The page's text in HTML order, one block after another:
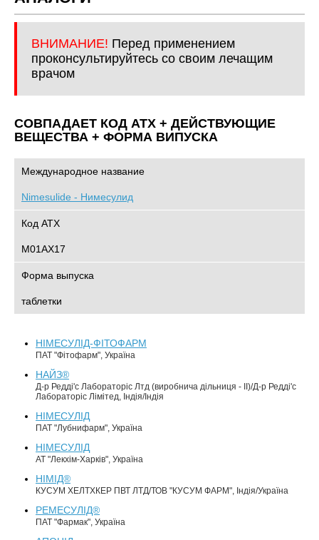
ВНИМАНИЕ! Перед применением
проконсультируйтесь со своим лечащим
врачом
СОВПАДАЕТ КОД ATХ + ДЕЙСТВУЮЩИЕ
ВЕЩЕСТВА + ФОРМА ВИПУСКА
Международное название
Nimesulide - Нимесулид
Код АТХ
M01AX17
Форма выпуска
таблетки
НІМЕСУЛІД-ФІТОФАРМ
ПАТ "Фітофарм", Україна
НАЙЗ®
Д-р Редді'с Лабораторіс Лтд (виробнича дільниця - ІІ)/Д-р Редді'с
Лабораторіс Лімітед, Індія/Індія
НІМЕСУЛІД
ПАТ "Лубнифарм", Україна
НІМЕСУЛІД
АТ "Лекхім-Харків", Україна
НІМІД®
КУСУМ ХЕЛТХКЕР ПВТ ЛТД/ТОВ "КУСУМ ФАРМ", Індія/Україна
РЕМЕСУЛІД®
ПАТ "Фармак", Україна